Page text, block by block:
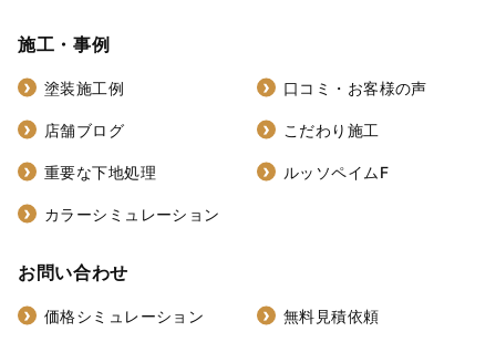
施工・事例
塗装施工例 口コミ・お客様の声
店舗ブログ こだわり施工
重要な下地処理 ルッソペイムF
カラーシミュレーション
お問い合わせ
価格シミュレーション 無料見積依頼